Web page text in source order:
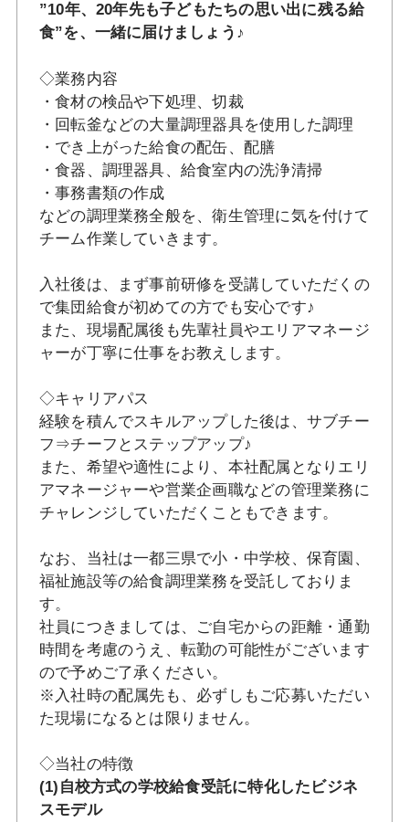
”10年、20年先も子どもたちの思い出に残る給
食”を、一緒に届けましょう♪
◇業務内容
・食材の検品や下処理、切裁
・回転釜などの大量調理器具を使用した調理
・でき上がった給食の配缶、配膳
・食器、調理器具、給食室内の洗浄清掃
・事務書類の作成
などの調理業務全般を、衛生管理に気を付けて
チーム作業していきます。
入社後は、まず事前研修を受講していただくの
で集団給食が初めての方でも安心です♪
また、現場配属後も先輩社員やエリアマネージ
ャーが丁寧に仕事をお教えします。
◇キャリアパス
経験を積んでスキルアップした後は、サブチー
フ⇒チーフとステップアップ♪
また、希望や適性により、本社配属となりエリ
アマネージャーや営業企画職などの管理業務に
チャレンジしていただくこともできます。
なお、当社は一都三県で小・中学校、保育園、
福祉施設等の給食調理業務を受託しておりま
す。
社員につきましては、ご自宅からの距離・通勤
時間を考慮のうえ、転勤の可能性がございます
ので予めご了承ください。
※入社時の配属先も、必ずしもご応募いただい
た現場になるとは限りません。
◇当社の特徴
(1)自校方式の学校給食受託に特化したビジネ
スモデル